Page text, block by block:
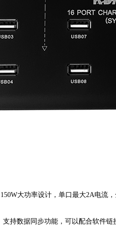
150W大功率设计，单口最大2A电流
支持数据同步功能，可以配合软件